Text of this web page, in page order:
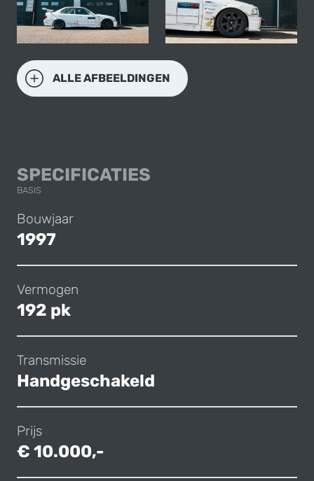
ALLE AFBEELDINGEN
SPECIFICATIES
BASIS
Bouwjaar
1997
Vermogen
192 pk
Transmissie
Handgeschakeld
Prijs
€ 10.000,-